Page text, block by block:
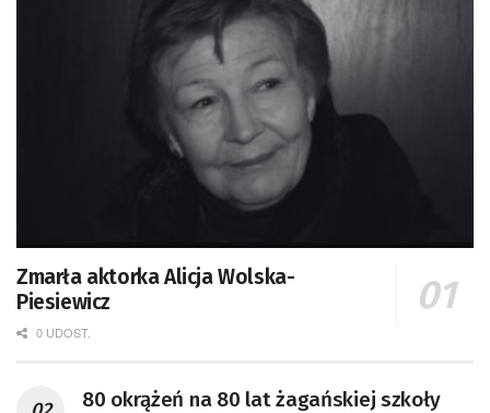
Zmarła aktorka Alicja Wolska-
Piesiewicz
0 UDOST.
80 okrążeń na 80 lat żagańskiej szkoły